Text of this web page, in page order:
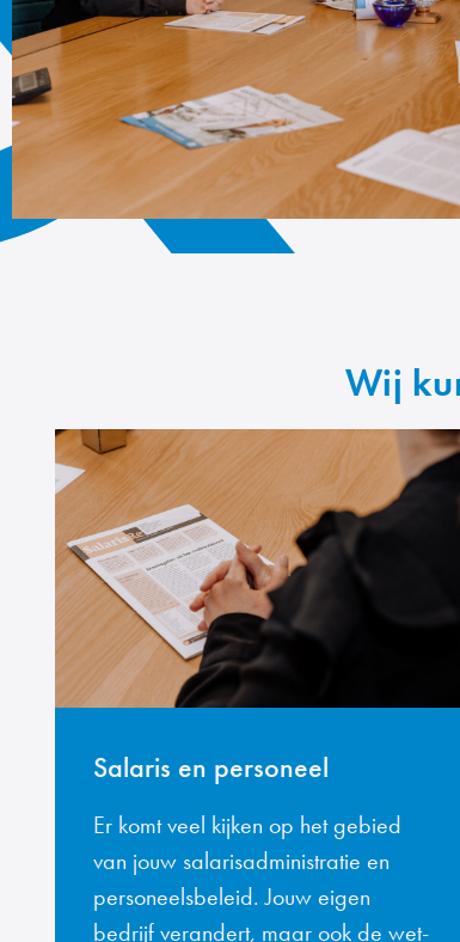
Wij
Salaris en personeel
Er komt veel kijken op het gebied
van jouw salarisadministratie en
personeelsbeleid. Jouw eigen
bedrijf verandert, maar ook de wet-